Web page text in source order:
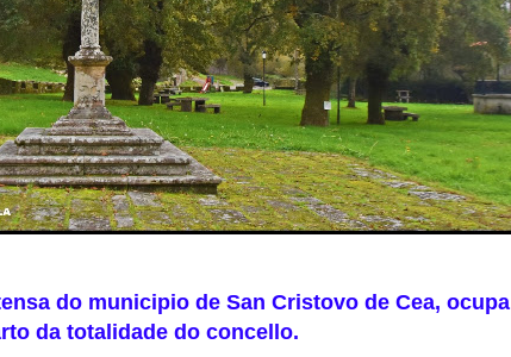
do municipio de San Cristovo de Cea, ocupa
da totalidade do concello.